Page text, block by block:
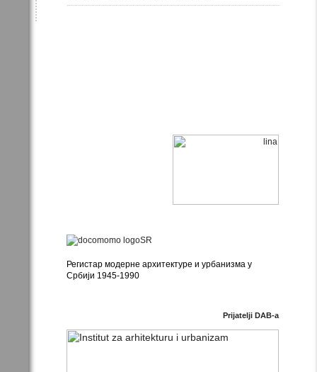
Регистар модерне архитектуре и урбанизма у
Србији 1945-1990
Prijatelji DAB-a